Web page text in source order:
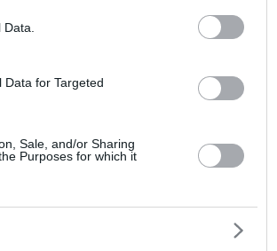
for Targeted
Sale, and/or Sharing
Purposes for which it
ρήξη